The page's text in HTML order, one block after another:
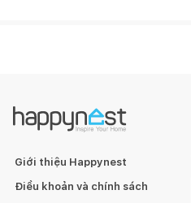
Giới thiệu Happynest
Điều khoản và chính sách